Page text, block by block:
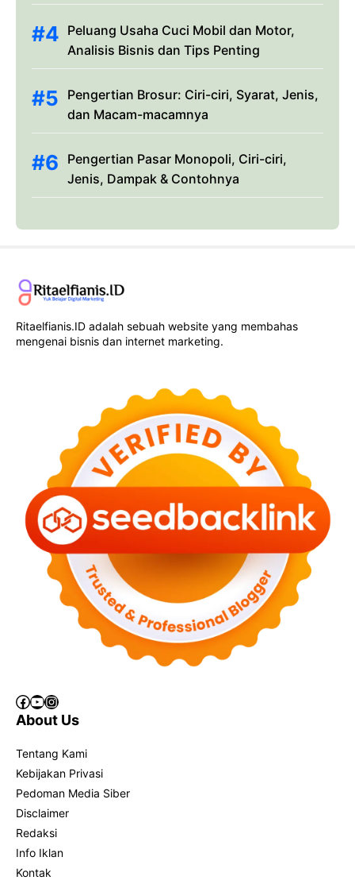
Peluang Usaha Cuci Mobil dan Motor,
Analisis Bisnis dan Tips Penting
Pengertian Brosur: Ciri-ciri, Syarat, Jenis,
dan Macam-macamnya
Pengertian Pasar Monopoli, Ciri-ciri,
Jenis, Dampak & Contohnya
Ritaelfianis.ID adalah sebuah website yang membahas
mengenai bisnis dan internet marketing.
Facebook
YouTube
Instagram
About Us
Tentang Kami
Kebijakan Privasi
Pedoman Media Siber
Disclaimer
Redaksi
Info Iklan
Kontak